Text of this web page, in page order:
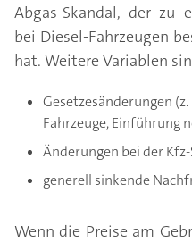
Abgas-Skandal, der zu
bei Diesel-Fahrzeugen
hat. Weitere Variablen
Gesetzesänderungen
Fahrzeuge, Einführung
Änderungen bei der
generell sinkende
Wenn die Preise am